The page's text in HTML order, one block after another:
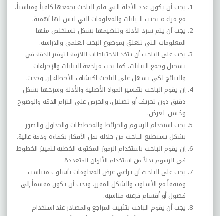
يجب أن يكون عدد الأدلة التي قام الباحث بجمعها كافياً ومناسباً،
مع مراعاة تجنب البيانات والمعلومات التي ليس لها أهمية.
يجب أن يتم سرد الأدلة وتنظيمها بشكل تستخلص منها
المعلومات التي تتعلق بموضوع البحث العلمي والدراسة.
يجب على الباحث أن يتخذ الاحتياطات اللازمة لتوفير الدقة في
تسجيل وجمع البيانات، كما يجب مراجعة البيانات والإجراءات
والنتائج لكي يسهل على الباحث اكتشاف الأخطاء إن وجدت.
إن يقوم الباحث بتفسير المواد الأصلية والأدلة وشرحها بشكل
دقيق دون تحريف أو تضليل، والحرص على التزام الدقة والوضوح
وحُسن العرض.
يجب استخدام الرسوم والخرائط والمخططات والجداول والصور
بشكل يستطيع الباحث من خلاله نقل الأفكار بكفاءة ودقة عالية.
إن يقوم الباحث باستخدام الرموز المكتوبة الخطية لتمييز الخطوط
في الرسوم بدلاً من استخدام الألوان المتعددة.
يجب على الباحث أن يراعي عرض المعلومات بأسلوب متناسب
ومتفقاً مع الأسلوب والشكل المقرر، ويجب أن يكون مقسماً إلى
فصول أو أقسام فرعية مناسبة.
يجب أن يقوم الباحث بتثبيت المراجع والمصادر عند استخدام